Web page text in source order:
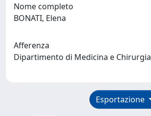
Nome completo
BONATI, Elena
Afferenza
Dipartimento di Medicina e Chirurgia
Esportazione